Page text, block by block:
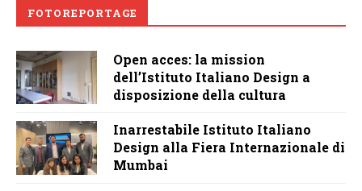
FOTOREPORTAGE
Open acces: la mission
dell’Istituto Italiano Design a
disposizione della cultura
Inarrestabile Istituto Italiano
Design alla Fiera Internazionale di
Mumbai